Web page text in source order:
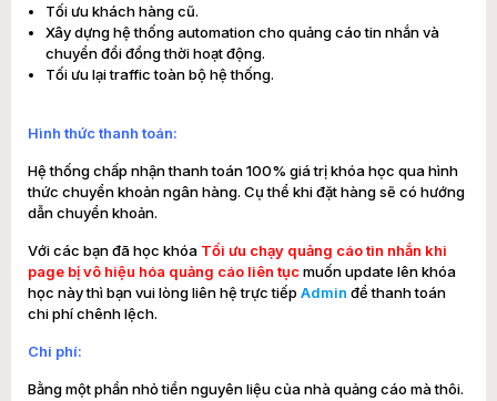
Tối ưu khách hàng cũ.
Xây dựng hệ thống automation cho quảng cáo tin nhắn và
chuyển đổi đồng thời hoạt động.
Tối ưu lại traffic toàn bộ hệ thống.
Hình thức thanh toán:
Hệ thống chấp nhận thanh toán 100% giá trị khóa học qua hình
thức chuyển khoản ngân hàng. Cụ thể khi đặt hàng sẽ có hướng
dẫn chuyển khoản.
Với các bạn đã học khóa Tối ưu chạy quảng cáo tin nhắn khi
page bị vô hiệu hóa quảng cáo liên tụcmuốn update lên khóa
học này thì bạn vui lòng liên hệ trực tiếp Admin để thanh toán
chi phí chênh lệch.
Chi phí:
Bằng một phần nhỏ tiền nguyên liệu của nhà quảng cáo mà thôi.